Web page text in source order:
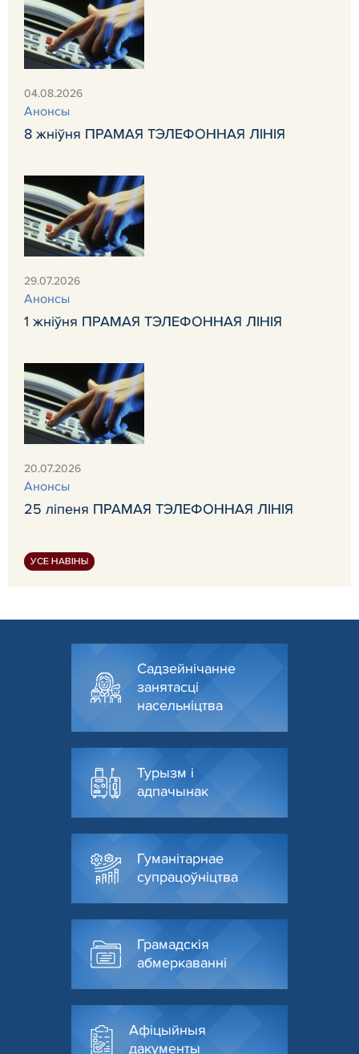
04.08.2026
Анонсы
8 жніўня ПРАМАЯ ТЭЛЕФОННАЯ ЛІНІЯ
29.07.2026
Анонсы
1 жніўня ПРАМАЯ ТЭЛЕФОННАЯ ЛІНІЯ
20.07.2026
Анонсы
25 ліпеня ПРАМАЯ ТЭЛЕФОННАЯ ЛІНІЯ
УСЕ НАВІНЫ
Садзейнічанне
занятасці
насельніцтва
Турызм і
адпачынак
Гуманітарнае
супрацоўніцтва
Грамадскія
абмеркаванні
Афіцыйныя
дакументы